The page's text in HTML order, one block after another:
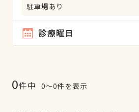
駐車場あり
診療曜日
0件中 0〜0件を表示